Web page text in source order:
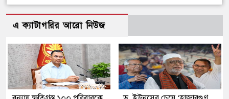
এ ক্যাটাগরির আরো নিউজ